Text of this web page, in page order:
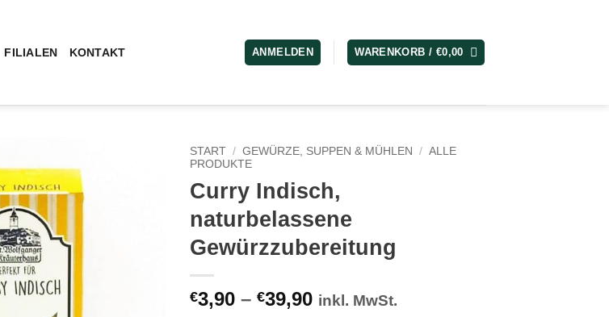
FILIALEN KONTAKT ANMELDEN WARENKORB / €0,00
START / GEWÜRZE, SUPPEN & MÜHLEN / ALLE
PRODUKTE
Curry Indisch,
naturbelassene
Gewürzzubereitung
€3,90 – €39,90 inkl. MwSt.